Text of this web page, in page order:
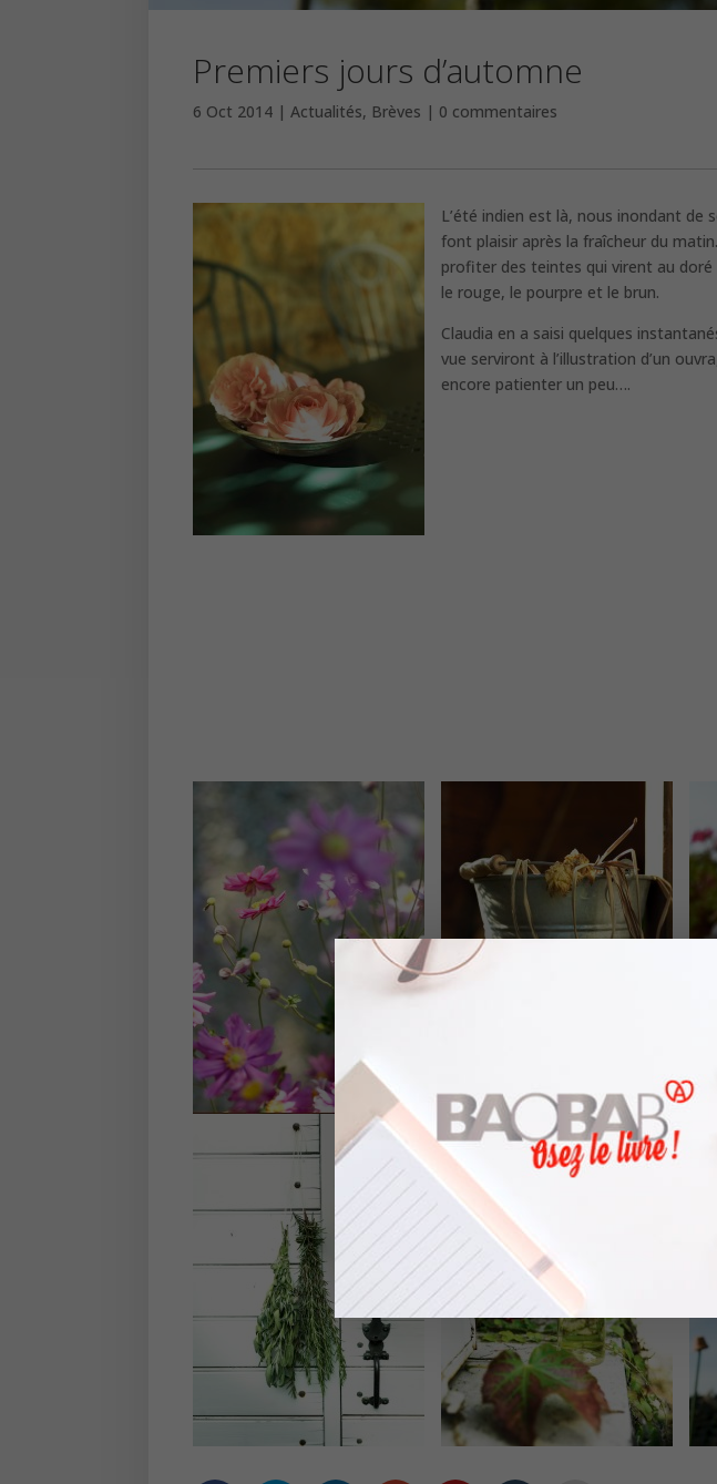
Premiers jours d’automne
6 Oct 2014 Actualités, Brèves 0 commentaires
L’été indien est là, nous inondant de
font plaisir après la fraîcheur du
profiter des teintes qui virent au
le rouge, le pourpre et le brun.
Claudia en a saisi quelques
vue serviront à l’illustration d’un
encore patienter un peu….